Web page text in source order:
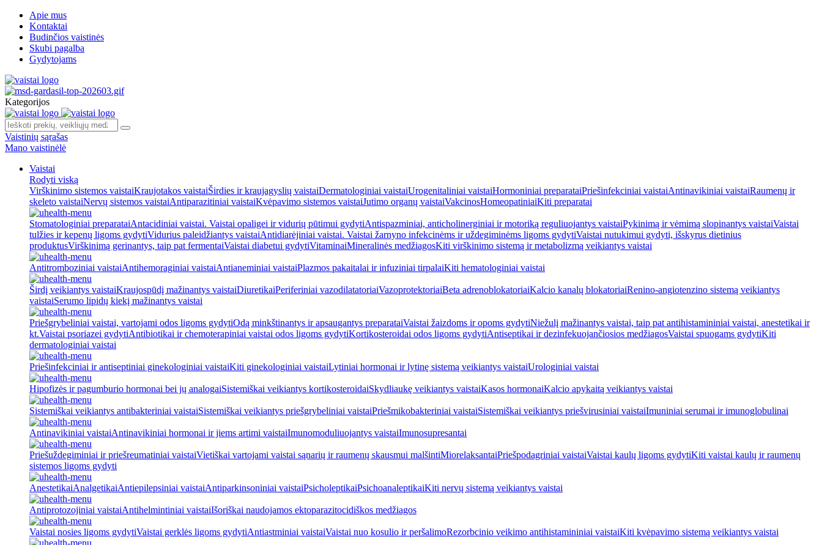
Apie mus
Kontaktai
Budinčios vaistinės
Skubi pagalba
Gydytojams
Kategorijos
Vaistinių sąrašas
Mano vaistinėlė
Vaistai
Rodyti viską
Virškinimo sistemos vaistaiKraujotakos vaistaiŠirdies ir kraujagyslių vaistaiDermatologiniai vaistaiUrogenitaliniai vaistaiHormoniniai preparataiPriešinfekciniai vaistaiAntinavikiniai vaistaiRaumenų ir
skeleto vaistaiNervų sistemos vaistaiAntiparazitiniai vaistaiKvėpavimo sistemos vaistaiJutimo organų vaistaiVakcinosHomeopatiniaiKiti preparatai
Stomatologiniai preparataiAntacidiniai vaistai. Vaistai opaligei ir vidurių pūtimui gydytiAntispazminiai, anticholinerginiai ir motoriką reguliuojantys vaistaiPykinimą ir vėmimą slopinantys vaistaiVaistai
tulžies ir kepenų ligoms gydytiVidurius paleidžiantys vaistaiAntidiarėjiniai vaistai. Vaistai žarnyno infekcinėms ir uždegiminėms ligoms gydytiVaistai nutukimui gydyti, išskyrus dietinius
produktusVirškinimą gerinantys, taip pat fermentaiVaistai diabetui gydytiVitaminaiMineralinės medžiagosKiti virškinimo sistemą ir metabolizmą veikiantys vaistai
Antitromboziniai vaistaiAntihemoraginiai vaistaiAntianeminiai vaistaiPlazmos pakaitalai ir infuziniai tirpalaiKiti hematologiniai vaistai
Širdį veikiantys vaistaiKraujospūdį mažinantys vaistaiDiuretikaiPeriferiniai vazodilatatoriaiVazoprotektoriaiBeta adrenoblokatoriaiKalcio kanalų blokatoriaiRenino-angiotenzino sistemą veikiantys
vaistaiSerumo lipidų kiekį mažinantys vaistai
Priešgrybeliniai vaistai, vartojami odos ligoms gydytiOdą minkštinantys ir apsaugantys preparataiVaistai žaizdoms ir opoms gydytiNiežulį mažinantys vaistai, taip pat antihistamininiai vaistai, anestetikai ir
kt.Vaistai psoriazei gydytiAntibiotikai ir chemoterapiniai vaistai odos ligoms gydytiKortikosteroidai odos ligoms gydytiAntiseptikai ir dezinfekuojančiosios medžiagosVaistai spuogams gydytiKiti
dermatologiniai vaistai
Priešinfekciniai ir antiseptiniai ginekologiniai vaistaiKiti ginekologiniai vaistaiLytiniai hormonai ir lytinę sistemą veikiantys vaistaiUrologiniai vaistai
Hipofizės ir pagumburio hormonai bei jų analogaiSistemiškai veikiantys kortikosteroidaiSkydliaukę veikiantys vaistaiKasos hormonaiKalcio apykaitą veikiantys vaistai
Sistemiškai veikiantys antibakteriniai vaistaiSistemiškai veikiantys priešgrybeliniai vaistaiPriešmikobakteriniai vaistaiSistemiškai veikiantys priešvirusiniai vaistaiImuniniai serumai ir imunoglobulinai
Antinavikiniai vaistaiAntinavikiniai hormonai ir jiems artimi vaistaiImunomoduliuojantys vaistaiImunosupresantai
Priešuždegiminiai ir priešreumatiniai vaistaiVietiškai vartojami vaistai sąnarių ir raumenų skausmui malšintiMiorelaksantaiPriešpodagriniai vaistaiVaistai kaulų ligoms gydytiKiti vaistai kaulų ir raumenų
sistemos ligoms gydyti
AnestetikaiAnalgetikaiAntiepilepsiniai vaistaiAntiparkinsoniniai vaistaiPsicholeptikaiPsichoanaleptikaiKiti nervų sistemą veikiantys vaistai
Antiprotozojiniai vaistaiAntihelmintiniai vaistaiIšoriškai naudojamos ektoparazitocidiškos medžiagos
Vaistai nosies ligoms gydytiVaistai gerklės ligoms gydytiAntiastminiai vaistaiVaistai nuo kosulio ir peršalimoRezorbcinio veikimo antihistamininiai vaistaiKiti kvėpavimo sistemą veikiantys vaistai